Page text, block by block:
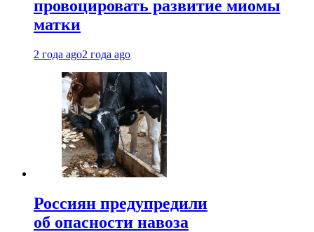
провоцировать развитие миомы
матки
2 года ago2 года ago
Россиян предупредили
об опасности навоза